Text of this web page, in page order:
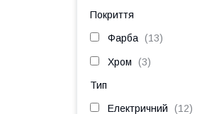
Покриття
Фарба 13
Хром 3
Тип
Електричний 12